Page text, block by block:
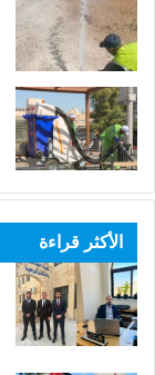
الأكثر قراءة